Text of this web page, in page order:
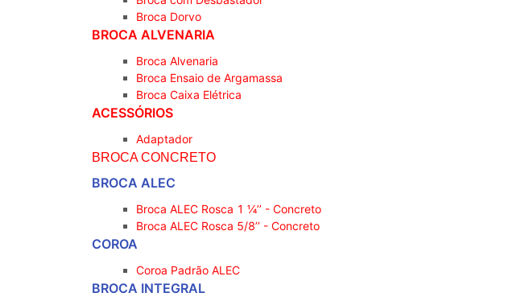
Broca Dorvo
BROCA ALVENARIA
Broca Alvenaria
Broca Ensaio de Argamassa
Broca Caixa Elétrica
ACESSÓRIOS
Adaptador
BROCA CONCRETO
BROCA ALEC
Broca ALEC Rosca 1 ¼’’ - Concreto
Broca ALEC Rosca 5/8’’ - Concreto
COROA
Coroa Padrão ALEC
BROCA INTEGRAL